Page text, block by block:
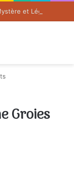
Groies